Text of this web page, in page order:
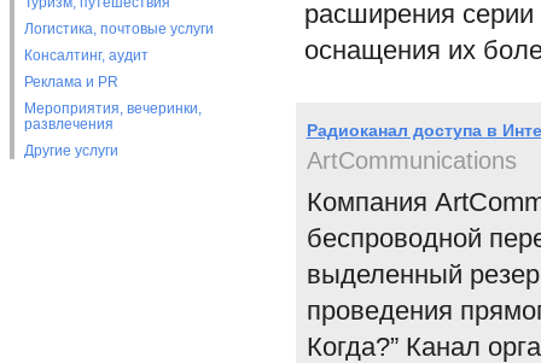
Логистика, почтовые услуги
Консалтинг, аудит
Реклама и PR
Мероприятия, вечеринки,
развлечения
Другие услуги
расширения
оснащения их
Радиоканал доступа в
ArtCommunications
Компания
беспроводной
выделенный
проведения
Когда?” Канал